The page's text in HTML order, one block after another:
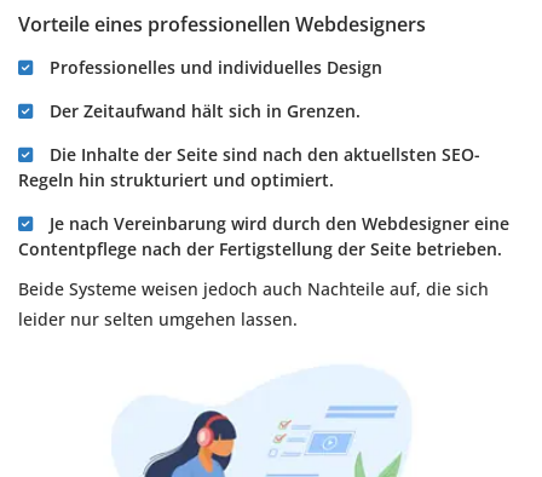
Vorteile eines professionellen Webdesigners
Professionelles und individuelles Design
Der Zeitaufwand hält sich in Grenzen.
Die Inhalte der Seite sind nach den aktuellsten SEO-
Regeln hin strukturiert und optimiert.
Je nach Vereinbarung wird durch den Webdesigner eine
Contentpflege nach der Fertigstellung der Seite betrieben.
Beide Systeme weisen jedoch auch Nachteile auf, die sich
leider nur selten umgehen lassen.